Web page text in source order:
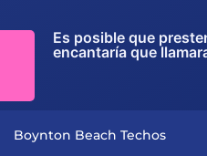
Es posible que
encantaría que
Boynton Beach Techos